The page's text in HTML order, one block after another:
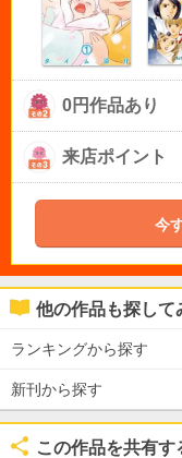
0円作品あり
来店ポイント
今
他の作品も探して
ランキングから探す
新刊から探す
この作品を共有す